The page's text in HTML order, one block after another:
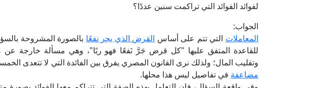
لفوائد الفوائد التي تراكمت سنين عددًا؟
الجواب:
المعاملات التي تتم على أساس القرض الذي يجر نفعًا بالصورة المشروحة
للقاعدة المتفق عليها "كل قرض جَرَّ نَفعًا فهو ربًا"، وهي مسألة خارجة عن
وتقليب المال؛ ولذلك نرى القانون المصري يفرق بين الفائدة التي لا تتعدى
مضاعفة في تفاصيل ليس هذا محلها.